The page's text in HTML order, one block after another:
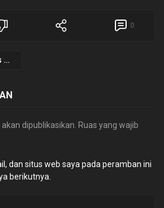
0
Yulius Selvanus Komaling
dipublikasikan. Ruas yang wajib
dan situs web saya pada peramban ini
berikutnya.